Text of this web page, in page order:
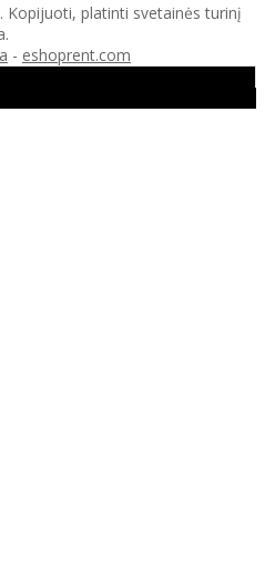
platinti svetainės turinį
- eshoprent.com